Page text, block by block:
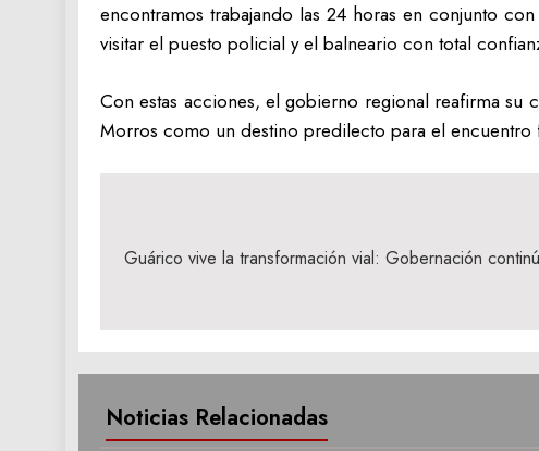
encontramos trabajando las 24 horas en conjunto
visitar el puesto policial y el balneario con total
Con estas acciones, el gobierno regional reafirma
Morros como un destino predilecto para el
de
Guárico vive la transformación vial: Gobernación
Noticias Relacionadas